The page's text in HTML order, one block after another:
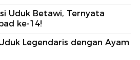
Uduk Betawi, Ternyata
ke-14!
Legendaris dengan Ayam